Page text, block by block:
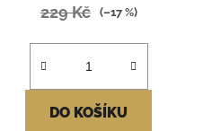
229 Kč (–17 %)
DO KOŠÍKU